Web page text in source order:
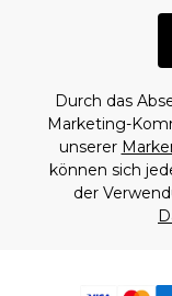
Durch das
Marketing-
unserer
können sich
der